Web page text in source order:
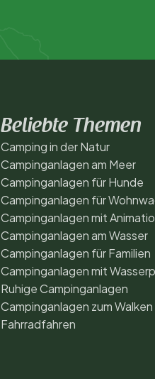
Beliebte Themen
Camping in der Natur
Campinganlagen am Meer
Campinganlagen für Hunde
Campinganlagen für
Campinganlagen mit
Campinganlagen am Wasser
Campinganlagen für Familien
Campinganlagen mit
Ruhige Campinganlagen
Campinganlagen zum Walken
Fahrradfahren